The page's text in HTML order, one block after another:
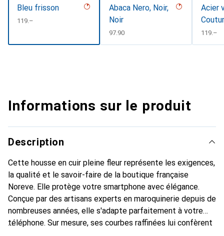
Bleu frisson
CHF
119.–
Abaca Nero, Noir,
Noir
CHF
97.90
Acier
CHF
119.–
Informations sur le produit
Description
Cette housse en cuir pleine fleur représente les exigences,
la qualité et le savoir-faire de la boutique française
Noreve. Elle protège votre smartphone avec élégance.
Conçue par des artisans experts en maroquinerie depuis de
nombreuses années, elle s'adapte parfaitement à votre
téléphone. Sur mesure, ses courbes raffinées lui confèrent